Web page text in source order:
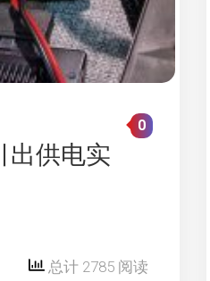
出供电实
0
总计 2785 阅读